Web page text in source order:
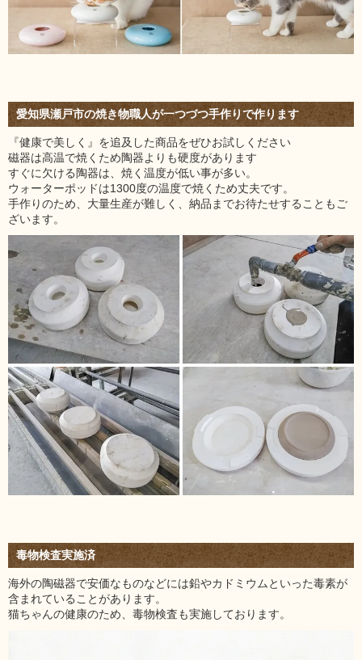
愛知県瀬戸市の焼き物職人が一つづつ手作りで作ります
『健康で美しく』を追及した商品をぜひお試しください
磁器は高温で焼くため陶器よりも硬度があります
すぐに欠ける陶器は、焼く温度が低い事が多い。
ウォーターポッドは1300度の温度で焼くため丈夫です。
手作りのため、大量生産が難しく、納品までお待たせすることもご
ざいます。
毒物検査実施済
海外の陶磁器で安価なものなどには鉛やカドミウムといった毒素が
含まれていることがあります。
猫ちゃんの健康のため、毒物検査も実施しております。